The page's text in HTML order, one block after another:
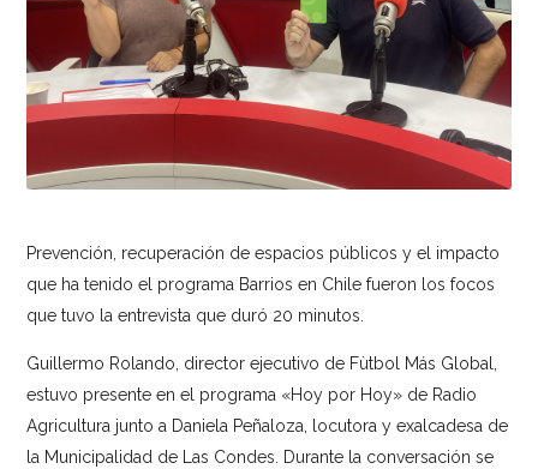
Prevención, recuperación de espacios públicos y el impacto
que ha tenido el programa Barrios en Chile fueron los focos
que tuvo la entrevista que duró 20 minutos.
Guillermo Rolando, director ejecutivo de Fùtbol Más Global,
estuvo presente en el programa «Hoy por Hoy» de Radio
Agricultura junto a Daniela Peñaloza, locutora y exalcadesa de
la Municipalidad de Las Condes. Durante la conversación se